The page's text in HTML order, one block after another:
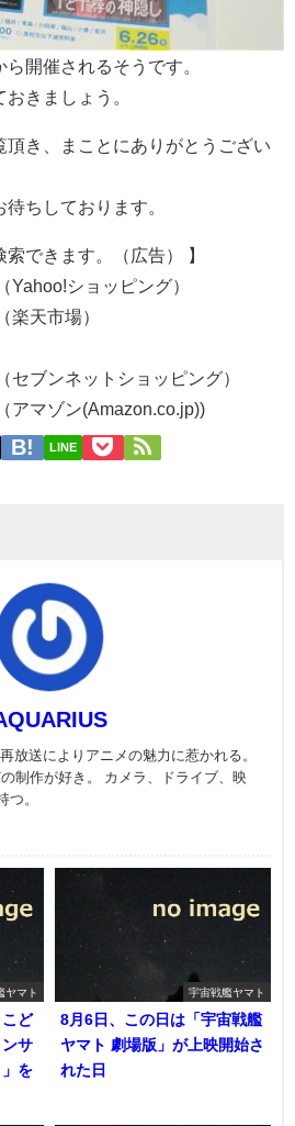
開催されるそうです。
きましょう。
頂き、まことにありがとうござい
ちしております。
索できます。（広告） 】
Yahoo!ショッピング）
楽天市場）
セブンネットショッピング）
アマゾン(Amazon.co.jp))
LINE
放送によりアニメの魅力に惹かれる。
制作が好き。 カメラ、ドライブ、映
つ。
ヤマト
ど
サ
を
宇宙戦艦ヤマト
8月6日、この日は「宇宙戦艦
ヤマト 劇場版」が上映開始さ
れた日